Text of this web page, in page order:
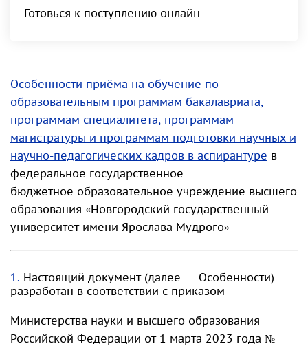
Готовься к поступлению онлайн
Особенности приёма на обучение по
образовательным программам бакалавриата,
программам специалитета, программам
магистратуры и программам подготовки научных и
научно-педагогических кадров в аспирантуре в
федеральное государственное
бюджетное образовательное учреждение высшего
образования «Новгородский государственный
университет имени Ярослава Мудрого»
1. Настоящий документ (далее — Особенности)
разработан в соответствии с приказом
Министерства науки и высшего образования
Российской Федерации от 1 марта 2023 года №